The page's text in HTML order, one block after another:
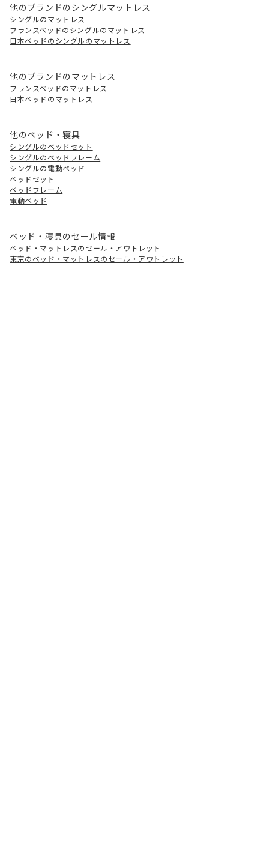
他のブランドのシングルマットレス
シングルのマットレス
フランスベッドのシングルのマットレス
日本ベッドのシングルのマットレス
他のブランドのマットレス
フランスベッドのマットレス
日本ベッドのマットレス
他のベッド・寝具
シングルのベッドセット
シングルのベッドフレーム
シングルの電動ベッド
ベッドセット
ベッドフレーム
電動ベッド
ベッド・寝具のセール情報
ベッド・マットレスのセール・アウトレット
東京のベッド・マットレスのセール・アウトレット